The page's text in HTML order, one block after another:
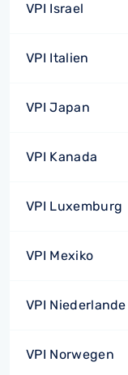
VPI Israel
VPI Italien
VPI Japan
VPI Kanada
VPI Luxemburg
VPI Mexiko
VPI Niederlande
VPI Norwegen